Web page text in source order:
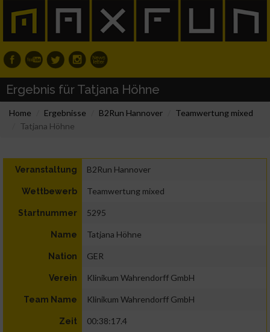
Ergebnis für Tatjana Höhne
Home Ergebnisse B2Run Hannover
Teamwertung mixed
Tatjana Höhne
Veranstaltung B2Run Hannover
Wettbewerb Teamwertung mixed
Startnummer 5295
Name Tatjana Höhne
Nation GER
Verein Klinikum Wahrendorff GmbH
Team Name Klinikum Wahrendorff GmbH
Zeit 00:38:17.4